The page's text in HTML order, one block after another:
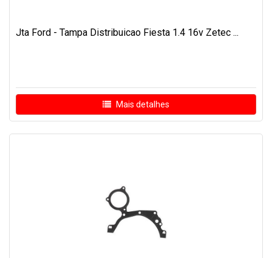
Jta Ford - Tampa Distribuicao Fiesta 1.4 16v Zetec ...
Mais detalhes